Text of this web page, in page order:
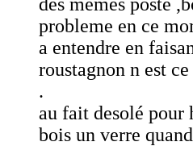
probleme en ce
a entendre en
roustagnon n est
.
au fait desolé
bois un verre